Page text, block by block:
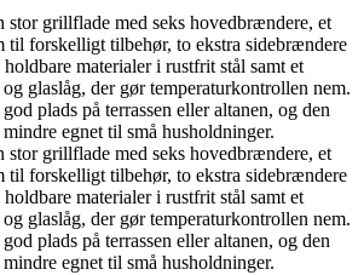
stor grillflade med seks hovedbrændere, et
til forskelligt tilbehør, to ekstra sidebrændere
materialer i rustfrit stål samt et
glaslåg, der gør temperaturkontrollen nem.
plads på terrassen eller altanen, og den
egnet til små husholdninger.
stor grillflade med seks hovedbrændere, et
til forskelligt tilbehør, to ekstra sidebrændere
materialer i rustfrit stål samt et
glaslåg, der gør temperaturkontrollen nem.
plads på terrassen eller altanen, og den
egnet til små husholdninger.